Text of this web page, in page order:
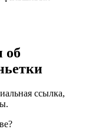
об
ссылка,